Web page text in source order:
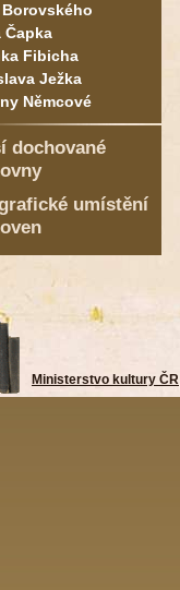
Borovského
Čapka
Fibicha
Ježka
Němcové
dochované
umístění
Ministerstvo kultury ČR